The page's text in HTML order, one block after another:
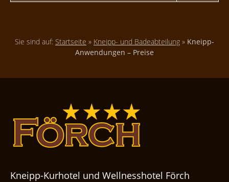
Sie sind auf: Startseite » Kneipp- und Badeabteilung » Kneipp-
Anwendungen – Preise
Kneipp-Kurhotel und Wellnesshotel Förch